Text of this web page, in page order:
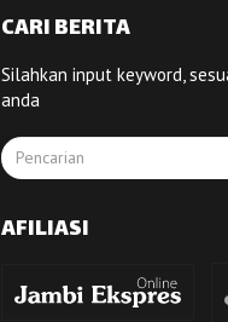
CARI BERITA
Silahkan input keyword,
anda
AFILIASI